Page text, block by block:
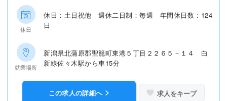
休日
休日：土日祝他 週休二日制：毎週 年間休日数：124
日
就業場所
新潟県北蒲原郡聖籠町東港５丁目２２６５－１４ 白
新線佐々木駅から車15分
この求人の詳細へ 求人をキープ